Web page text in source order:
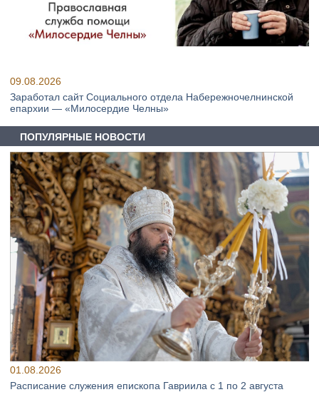
09.08.2026
Заработал сайт Социального отдела Набережночелнинской
епархии — «Милосердие Челны»
ПОПУЛЯРНЫЕ НОВОСТИ
01.08.2026
Расписание служения епископа Гавриила с 1 по 2 августа